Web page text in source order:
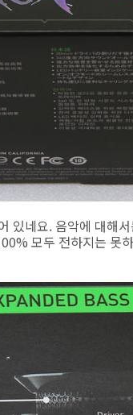
있네요. 음악에 대해
모두 전하지는 못